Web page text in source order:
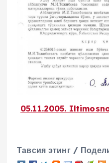
05.11.2005.
Тавсия этинг /